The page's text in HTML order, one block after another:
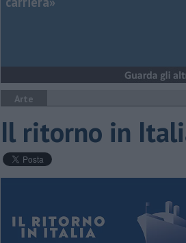
Arte
Il ritorno in